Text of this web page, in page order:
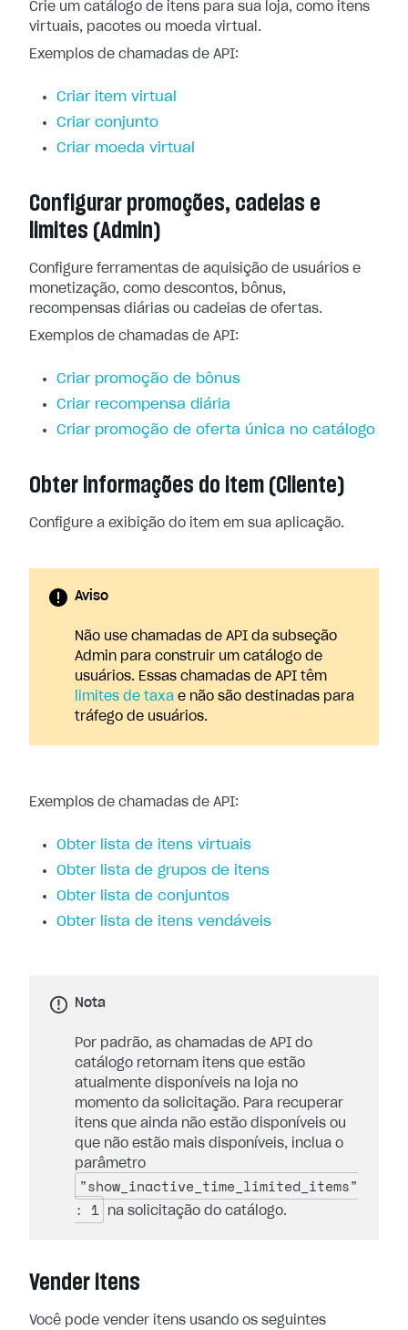
Crie um catálogo de itens para sua loja, como itens
virtuais, pacotes ou moeda virtual.
Exemplos de chamadas de API:
Criar item virtual
Criar conjunto
Criar moeda virtual
Configurar promoções, cadeias e
limites (Admin)
Configure ferramentas de aquisição de usuários e
monetização, como descontos, bônus,
recompensas diárias ou cadeias de ofertas.
Exemplos de chamadas de API:
Criar promoção de bônus
Criar recompensa diária
Criar promoção de oferta única no catálogo
Obter informações do item (Cliente)
Configure a exibição do item em sua aplicação.
Aviso
Não use chamadas de API da subseção
Admin para construir um catálogo de
usuários. Essas chamadas de API têm
limites de taxa e não são destinadas para
tráfego de usuários.
Exemplos de chamadas de API:
Obter lista de itens virtuais
Obter lista de grupos de itens
Obter lista de conjuntos
Obter lista de itens vendáveis
Nota
Por padrão, as chamadas de API do
catálogo retornam itens que estão
atualmente disponíveis na loja no
momento da solicitação. Para recuperar
itens que ainda não estão disponíveis ou
que não estão mais disponíveis, inclua o
parâmetro
"show_inactive_time_limited_items"
: 1
na solicitação do catálogo.
Vender itens
Você pode vender itens usando os seguintes